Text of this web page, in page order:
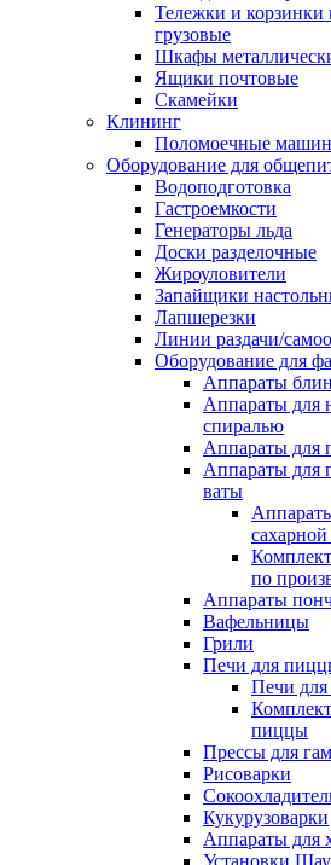
Тележки и корзинки
грузовые
Шкафы
Ящики почтовые
Скамейки
Клининг
Поломоечные
Оборудование для
Водоподготовка
Гастроемкости
Генераторы льда
Доски разделочные
Жироуловители
Запайщики
Лапшерезки
Линии раздачи/
Оборудование для
Аппараты
Аппараты для
спиралью
Аппараты для
Аппараты для
ваты
по
Аппараты
Вафельницы
Грили
Печи для
Печи
пиццы
Прессы для
Рисоварки
Кукурузоварки
Аппараты для
Установки